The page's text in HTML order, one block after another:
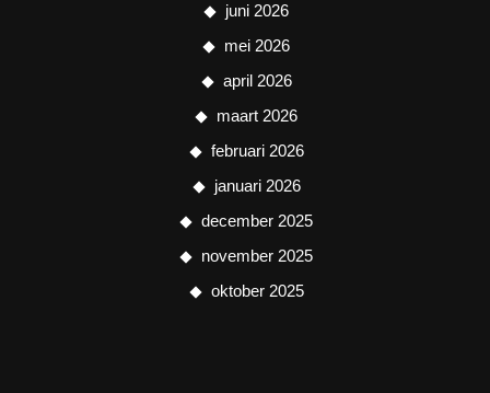
juni 2026
mei 2026
april 2026
maart 2026
februari 2026
januari 2026
december 2025
november 2025
oktober 2025